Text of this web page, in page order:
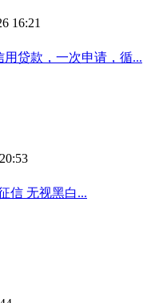
16:21
贷款，一次申请，循...
信 无视黑白...